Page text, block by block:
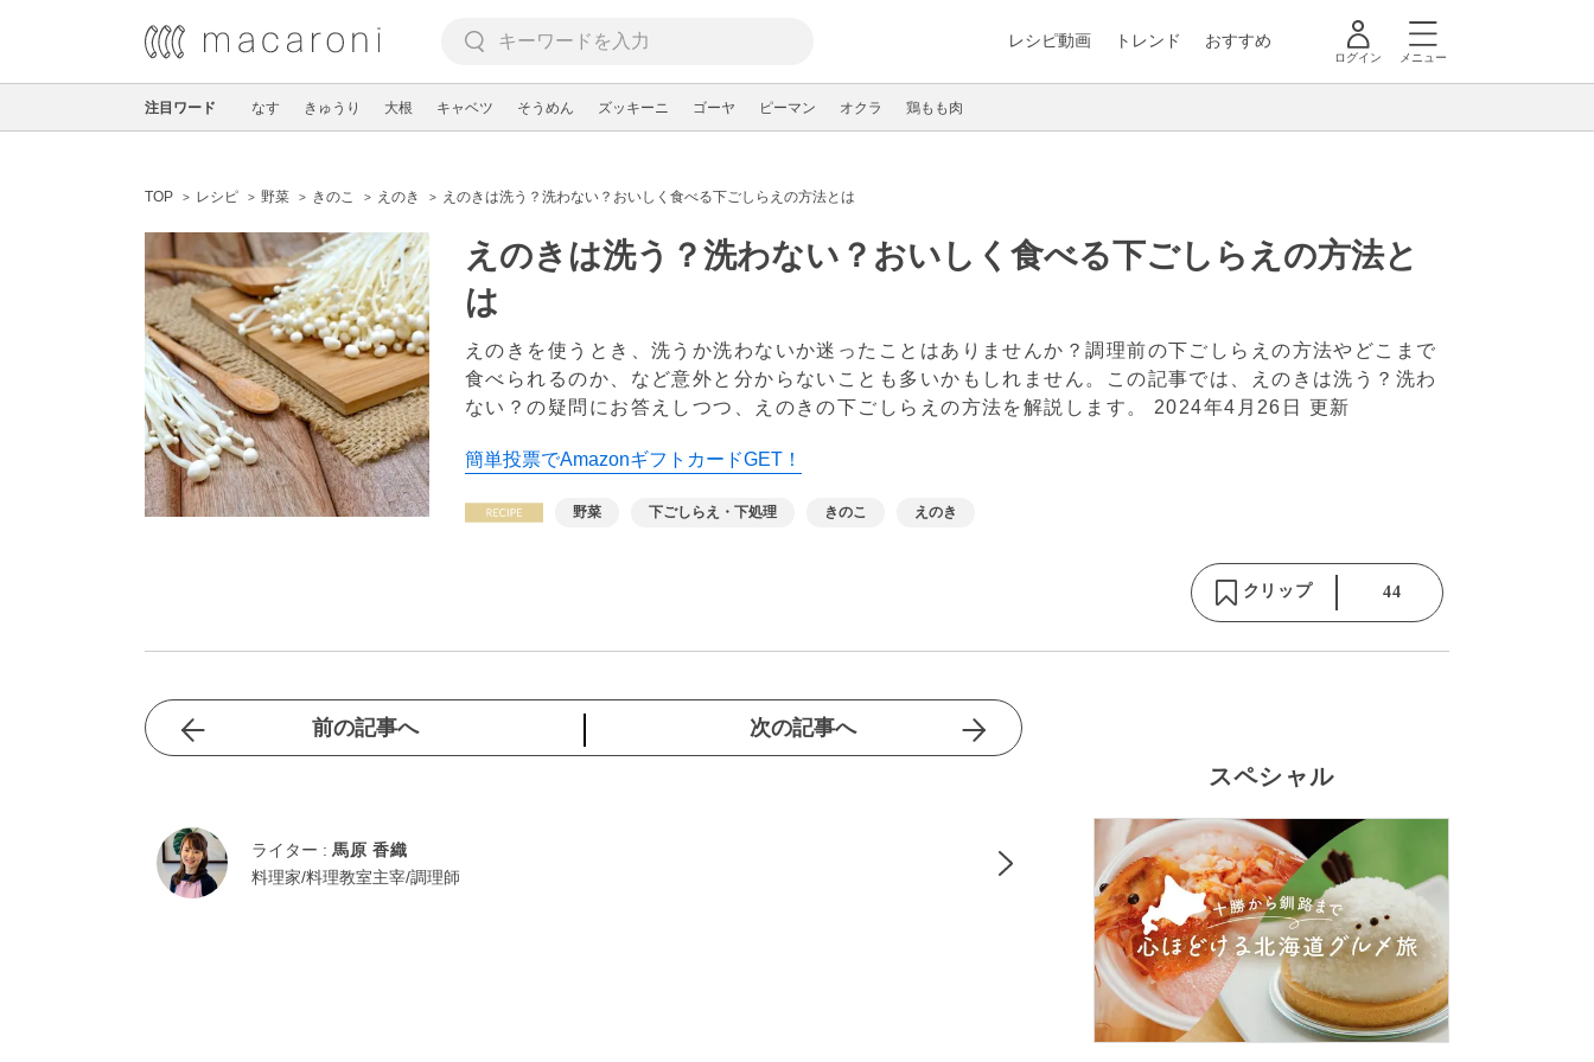
レシピ動画 トレンド おすすめ
ログイン メニュー
注目ワード なす きゅうり 大根 キャベツ そうめん ズッキーニ ゴーヤ ピーマン オクラ 鶏もも肉
TOP レシピ 野菜 きのこ えのき えのきは洗う？洗わない？おいしく食べる下ごしらえの方法とは
えのきは洗う？洗わない？おいしく食べる下ごしらえの方法と
は
えのきを使うとき、洗うか洗わないか迷ったことはありませんか？調理前の下ごしらえの方法やどこまで
食べられるのか、など意外と分からないことも多いかもしれません。この記事では、えのきは洗う？洗わ
ない？の疑問にお答えしつつ、えのきの下ごしらえの方法を解説します。 2024年4月26日 更新
簡単投票でAmazonギフトカードGET！
野菜 下ごしらえ・下処理 きのこ えのき
クリップ 44
前の記事へ 次の記事へ
ライター : 馬原 香織
料理家/料理教室主宰/調理師
スペシャル